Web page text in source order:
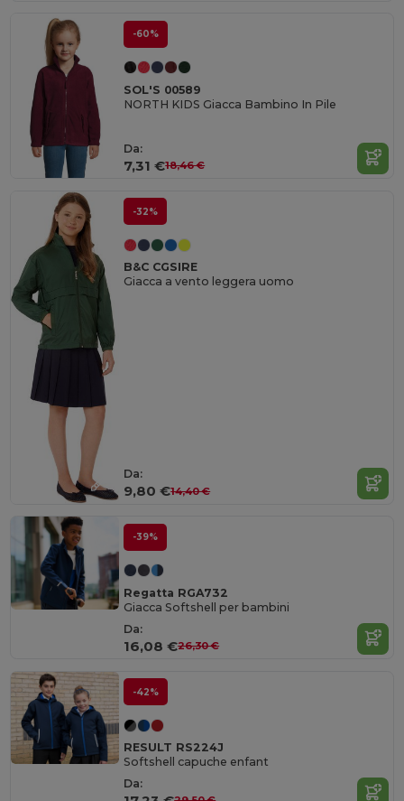
-60%
SOL'S 00589
NORTH KIDS Giacca Bambino In Pile
Da:
7,31 €18,46 €
-32%
B&C CGSIRE
Giacca a vento leggera uomo
Da:
9,80 €14,40 €
-39%
Regatta RGA732
Giacca Softshell per bambini
Da:
16,08 €26,30 €
-42%
RESULT RS224J
Softshell capuche enfant
Da: